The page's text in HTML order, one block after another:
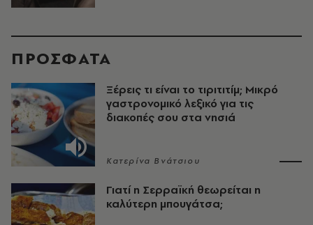
ΠΡΟΣΦΑΤΑ
Ξέρεις τι είναι το τιριτιτίμ; Μικρό
γαστρονομικό λεξικό για τις
διακοπές σου στα νησιά
Κατερίνα Βνάτσιου
Γιατί η Σερραϊκή θεωρείται η
καλύτερη μπουγάτσα;